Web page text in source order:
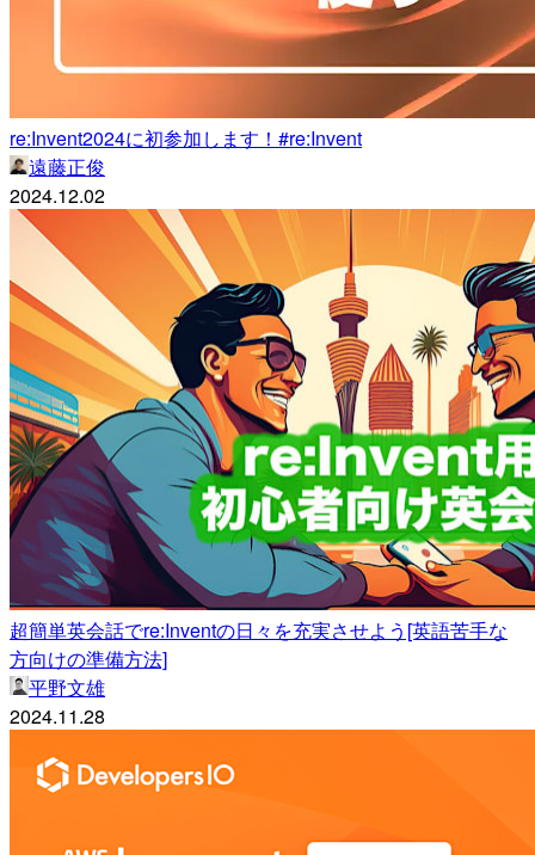
re:Invent2024に初参加します！#re:Invent
遠藤正俊
2024.12.02
超簡単英会話でre:Inventの日々を充実させよう[英語苦手な
方向けの準備方法]
平野文雄
2024.11.28